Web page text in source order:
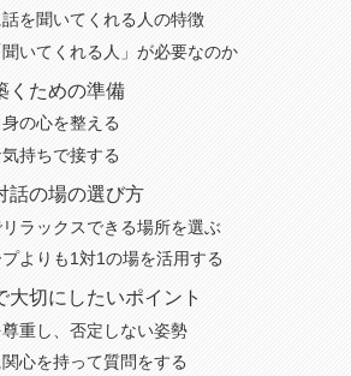
を聞いてくれる人の特徴
いてくれる人」が必要なのか
くための準備
の心を整える
持ちで接する
話の場の選び方
ラックスできる場所を選ぶ
よりも1対1の場を活用する
大切にしたいポイント
重し、否定しない姿勢
心を持って質問をする